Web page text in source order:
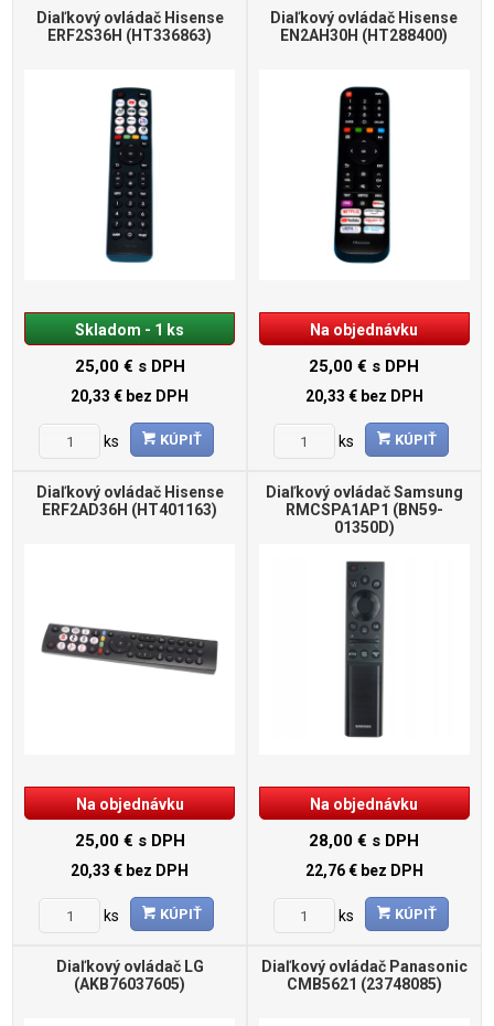
Diaľkový ovládač Hisense
ERF2S36H (HT336863)
Skladom - 1 ks
25,00 € s DPH
20,33 € bez DPH
ks KÚPIŤ
Diaľkový ovládač Hisense
EN2AH30H (HT288400)
Na objednávku
25,00 € s DPH
20,33 € bez DPH
ks KÚPIŤ
Diaľkový ovládač Hisense
ERF2AD36H (HT401163)
Na objednávku
25,00 € s DPH
20,33 € bez DPH
ks KÚPIŤ
Diaľkový ovládač Samsung
RMCSPA1AP1 (BN59-
01350D)
Na objednávku
28,00 € s DPH
22,76 € bez DPH
ks KÚPIŤ
Diaľkový ovládač LG
(AKB76037605)
Diaľkový ovládač Panasonic
CMB5621 (23748085)